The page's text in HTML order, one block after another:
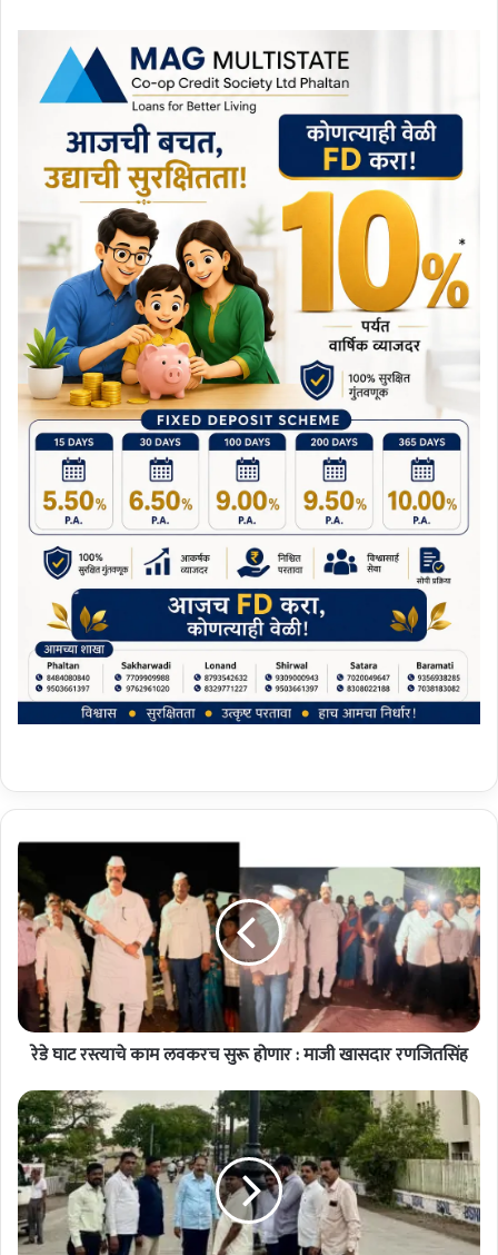
रे
घा
ट
र
स्त्या
चे
का
म
क
र
च
सु
रू
हो
णा
रेडे घाट रस्त्याचे काम लवकरच सुरू होणार : माजी खासदार रणजितसिंह
मो
ठा
नि
र्ण
य
:
फ